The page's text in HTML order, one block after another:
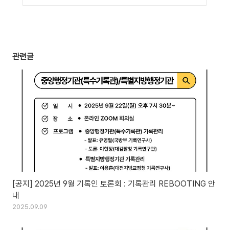
관련글
[공지] 2025년 9월 기록인 토론회 : 기록관리 REBOOTING 안
내
2025.09.09